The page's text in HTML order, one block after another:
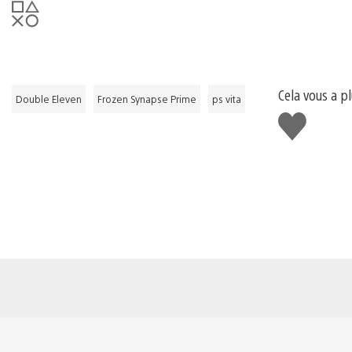
Double Eleven Frozen Synapse Prime ps vita
Cela vous a
J'aime